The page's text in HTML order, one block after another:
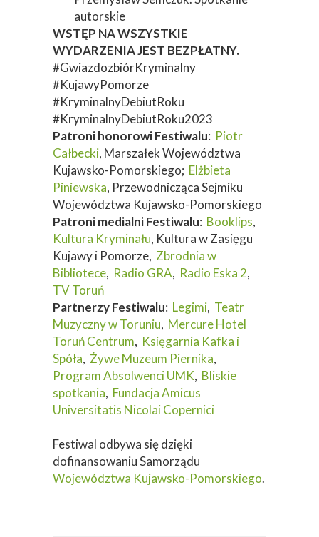
autorskie
WSTĘP NA WSZYSTKIE
WYDARZENIA JEST BEZPŁATNY.
#GwiazdozbiórKryminalny
#KujawyPomorze
#KryminalnyDebiutRoku
#KryminalnyDebiutRoku2023
Patroni honorowi Festiwalu: Piotr
Całbecki, Marszałek Województwa
Kujawsko-Pomorskiego; Elżbieta
Piniewska, Przewodnicząca Sejmiku
Województwa Kujawsko-Pomorskiego
Patroni medialni Festiwalu: Booklips,
Kultura Kryminału, Kultura w Zasięgu
Kujawy i Pomorze, Zbrodnia w
Bibliotece, Radio GRA, Radio Eska 2,
TV Toruń
Partnerzy Festiwalu: Legimi, Teatr
Muzyczny w Toruniu, Mercure Hotel
Toruń Centrum, Księgarnia Kafka i
Spóła, Żywe Muzeum Piernika,
Program Absolwenci UMK, Bliskie
spotkania, Fundacja Amicus
Universitatis Nicolai Copernici
Festiwal odbywa się dzięki
dofinansowaniu Samorządu
Województwa Kujawsko-Pomorskiego.